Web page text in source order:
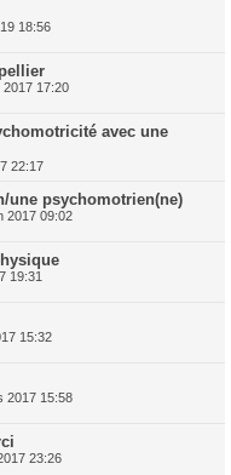
18:56
2017 17:20
avec une
22:17
une psychomotrien(ne)
2017 09:02
19:31
15:32
2017 15:58
23:26